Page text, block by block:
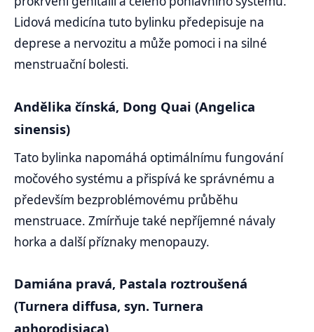
Lidová medicína tuto bylinku předepisuje na
deprese a nervozitu a může pomoci i na silné
menstruační bolesti.
Andělika čínská, Dong Quai (Angelica
sinensis)
Tato bylinka napomáhá optimálnímu fungování
močového systému a přispívá ke správnému a
především bezproblémovému průběhu
menstruace. Zmírňuje také nepříjemné návaly
horka a další příznaky menopauzy.
Damiána pravá, Pastala roztroušená
(Turnera diffusa, syn. Turnera
aphorodisiaca)